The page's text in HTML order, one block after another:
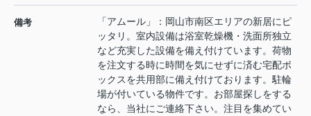
備考
「アムール」：岡山市南区エリアの新居にピ
ッタリ。室内設備は浴室乾燥機・洗面所独立
など充実した設備を備え付けています。荷物
を注文する時に時間を気にせずに済む宅配ボ
ックスを共用部に備え付けております。駐輪
場が付いている物件です。お部屋探しをする
なら、当社にご連絡下さい。注目を集めてい